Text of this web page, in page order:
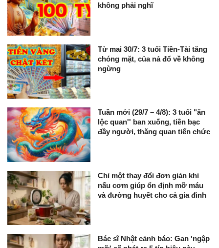
không phải nghĩ
Từ mai 30/7: 3 tuổi Tiền-Tài tăng
chóng mặt, của nả đổ về không
ngừng
Tuần mới (29/7 – 4/8): 3 tuổi "ăn
lộc quan'' ban xuống, tiền bạc
đầy người, thăng quan tiến chức
Chỉ một thay đổi đơn giản khi
nấu cơm giúp ổn định mỡ máu
và đường huyết cho cả gia đình
Bác sĩ Nhật cảnh báo: Gan 'ngập